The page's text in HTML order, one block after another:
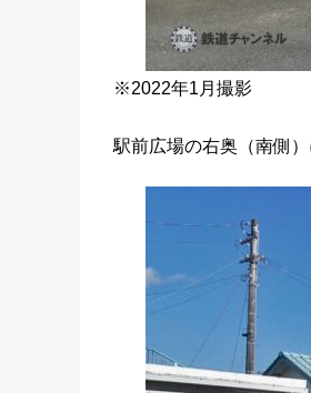
※2022年1月撮影
駅前広場の右奥（南側